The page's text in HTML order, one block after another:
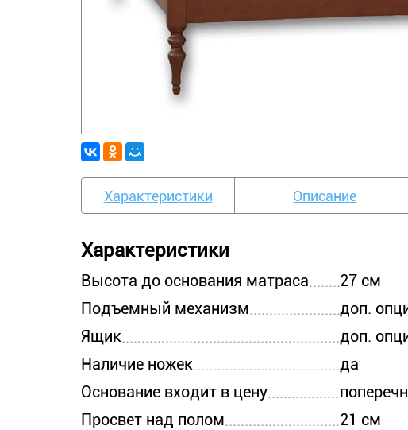
Характеристики Описание
Характеристики
Высота до основания матраса
27 см
Подъемный механизм
доп.
Ящик
доп.
Наличие ножек
да
Основание входит в цену
Просвет над полом
21 см